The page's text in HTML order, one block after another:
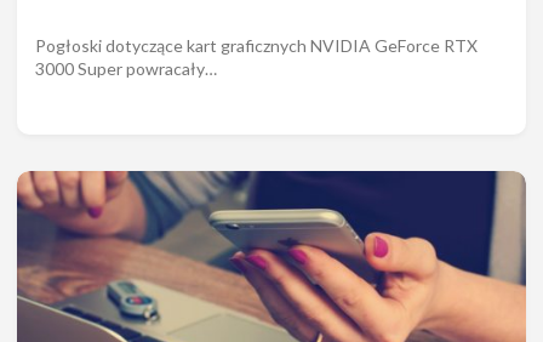
Pogłoski dotyczące kart graficznych NVIDIA GeForce RTX
3000 Super powracały…